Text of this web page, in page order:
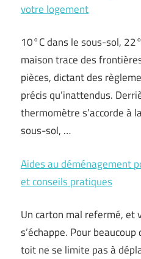
votre logement
10°C dans le sous-sol,
maison trace des
pièces, dictant des
précis qu’inattendus.
thermomètre s’accorde à
sous-sol, …
Aides au déménagement
et conseils pratiques
Un carton mal refermé, et
s’échappe. Pour
toit ne se limite pas à